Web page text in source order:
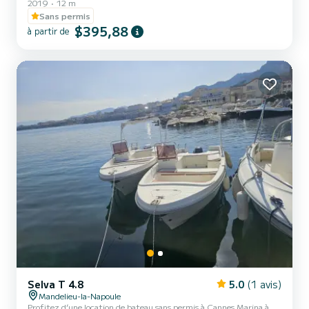
Sans permis
à partir de $395,88
Selva T 4.8 5.0 (1 avis)
Mandelieu-la-Napoule
Profitez d’une location de bateau sans permis à Cannes Marina à